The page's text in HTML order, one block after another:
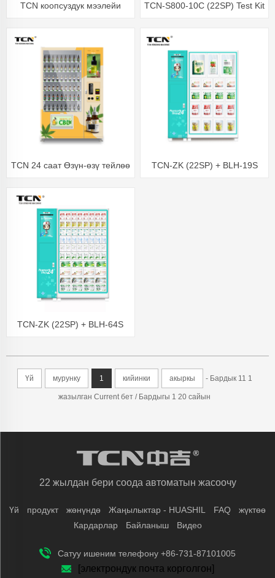
TCN коопсуздук мээлейи
көз айнек ppe соода
автоматы
TCN-S800-10C (22SP) Test Kit
TCN 24 саат Өзүн-өзү тейлөө
КБД Автомат Жашты
текшерүү менен
TCN-ZK (22SP) + BLH-19S
TCN-ZK (22SP) + BLH-64S
Үй мурунку 1 кийинки акыркы - Бардык 11 1
жазылган Current бет / Бардыгы 1 20 сайын
22 жылдан бери соода автоматын жасоочу
Үй продукт жөнүндө Жаңылыктар - HUASHIL FAQ
жүктөө
Кардарлар
Байланыш Видео
Сатуу ишеним телефону +86-731-87101005
[электрондук почта корголгон]